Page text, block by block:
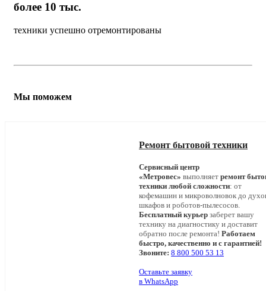
более 10 тыс.
техники успешно отремонтированы
Мы поможем
Ремонт бытовой техники
Сервисный центр
«Метровес» выполняет ремонт
техники любой сложности: от
кофемашин и микроволновок до
шкафов и роботов-пылесосов.
Бесплатный курьер заберет вашу
технику на диагностику и доставит
обратно после ремонта! Работаем
быстро, качественно и с гарантией!
Звоните: 8 800 500 53 13
Оставьте заявку
в WhatsApp